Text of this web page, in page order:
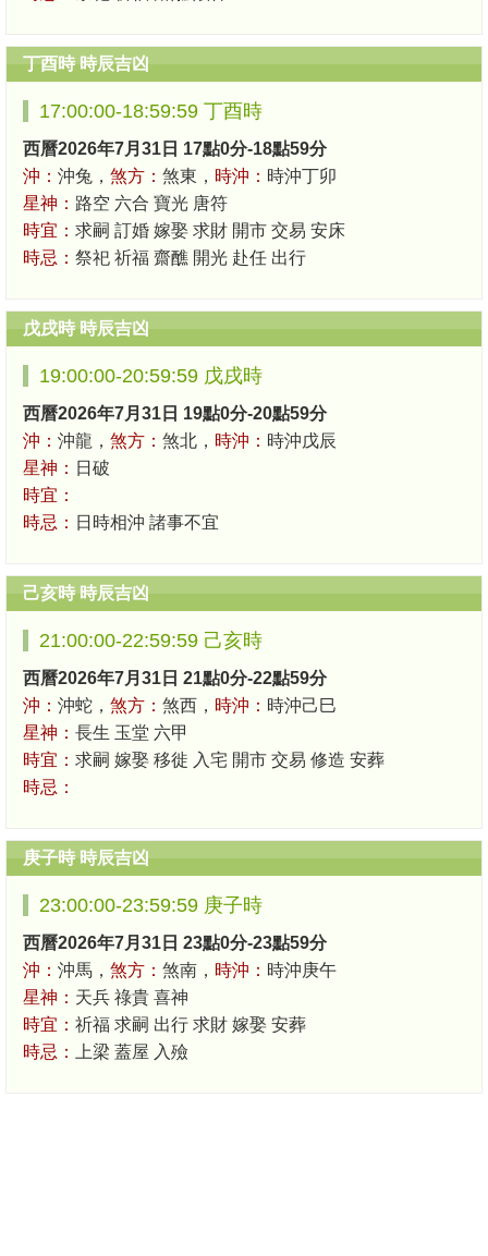
丁酉時 時辰吉凶
17:00:00-18:59:59 丁酉時
西曆2026年7月31日 17點0分-18點59分
沖： 沖兔， 煞方： 煞東， 時沖： 時沖丁卯
星神： 路空 六合 寶光 唐符
時宜： 求嗣 訂婚 嫁娶 求財 開市 交易 安床
時忌： 祭祀 祈福 齋醮 開光 赴任 出行
戊戌時 時辰吉凶
19:00:00-20:59:59 戊戌時
西曆2026年7月31日 19點0分-20點59分
沖： 沖龍， 煞方： 煞北， 時沖： 時沖戊辰
星神： 日破
時宜：
時忌： 日時相沖 諸事不宜
己亥時 時辰吉凶
21:00:00-22:59:59 己亥時
西曆2026年7月31日 21點0分-22點59分
沖： 沖蛇， 煞方： 煞西， 時沖： 時沖己巳
星神： 長生 玉堂 六甲
時宜： 求嗣 嫁娶 移徙 入宅 開市 交易 修造 安葬
時忌：
庚子時 時辰吉凶
23:00:00-23:59:59 庚子時
西曆2026年7月31日 23點0分-23點59分
沖： 沖馬， 煞方： 煞南， 時沖： 時沖庚午
星神： 天兵 祿貴 喜神
時宜： 祈福 求嗣 出行 求財 嫁娶 安葬
時忌：
上梁 蓋屋 入殮